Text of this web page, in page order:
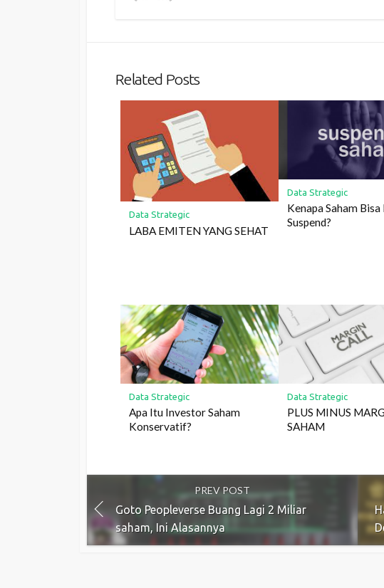
Related Posts
Data Strategic
LABA EMITEN YANG SEHAT
Data Strategic
Kenapa Saham Bisa
Suspend?
Data Strategic
Apa Itu Investor Saham
Konservatif?
Data Strategic
PLUS MINUS
SAHAM
PREV POST
Goto Peopleverse Buang Lagi 2 Miliar
saham, Ini Alasannya